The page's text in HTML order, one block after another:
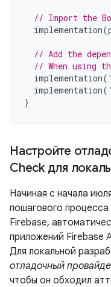
// Import the
implementation(
// Add the
// When using
implementation(
implementation(
}
Настройте
Check для
Начиная с начала
пошагового
Firebase,
приложений Firebase
Для локальной
отладочный
чтобы он обходил